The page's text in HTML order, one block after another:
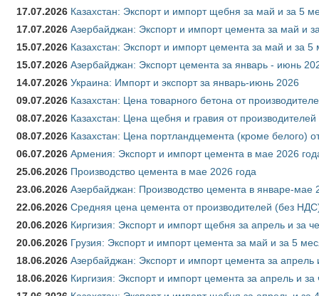
17.07.2026 Казахстан: Экспорт и импорт щебня за май и за 5
17.07.2026 Азербайджан: Экспорт и импорт цемента за май и
15.07.2026 Казахстан: Экспорт и импорт цемента за май и за
15.07.2026 Азербайджан: Экспорт цемента за январь - июнь
14.07.2026 Украина: Импорт и экспорт за январь-июнь 2026
09.07.2026 Казахстан: Цена товарного бетона от
08.07.2026 Казахстан: Цена щебня и гравия от
08.07.2026 Казахстан: Цена портландцемента (кроме белого)
06.07.2026 Армения: Экспорт и импорт цемента в мае 2026
25.06.2026 Производство цемента в мае 2026 года
23.06.2026 Азербайджан: Производство цемента в январе-мае
22.06.2026 Средняя цена цемента от производителей (без
20.06.2026 Киргизия: Экспорт и импорт щебня за апрель и за
20.06.2026 Грузия: Экспорт и импорт цемента за май и за 5
18.06.2026 Азербайджан: Экспорт и импорт цемента за
18.06.2026 Киргизия: Экспорт и импорт цемента за апрель и